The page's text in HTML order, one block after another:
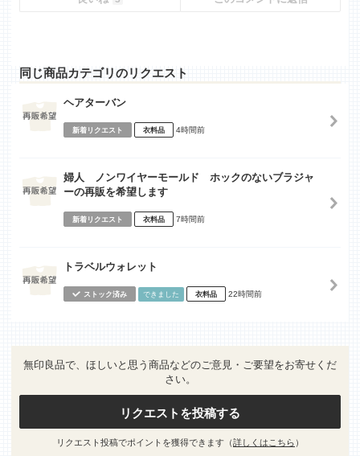
同じ商品カテゴリのリクエスト
ヘアターバン
新着リクエスト 衣料品 4時間前
婦人 ノンワイヤーモールド ホックのないブラジャ
ーの再販を希望します
新着リクエスト 衣料品 7時間前
トラベルウォレット
ストック済み できました 衣料品 22時間前
無印良品で、ほしいと思う商品などのご意見・ご要望をお寄せくだ
さい。
リクエストを投稿する
リクエスト投稿でポイントを獲得できます（詳しくはこちら ）